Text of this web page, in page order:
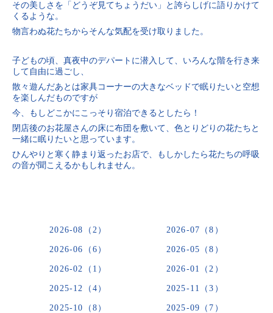
その美しさを「どうぞ見てちょうだい」と誇らしげに語りかけて
くるような。
物言わぬ花たちからそんな気配を受け取りました。
子どもの頃、真夜中のデパートに潜入して、いろんな階を行き来
して自由に過ごし、
散々遊んだあとは家具コーナーの大きなベッドで眠りたいと空想
を楽しんだものですが
今、もしどこかにこっそり宿泊できるとしたら！
閉店後のお花屋さんの床に布団を敷いて、色とりどりの花たちと
一緒に眠りたいと思っています。
ひんやりと寒く静まり返ったお店で、もしかしたら花たちの呼吸
の音が聞こえるかもしれません。
2026-08（2） 2026-07（8）
2026-06（6） 2026-05（8）
2026-02（1） 2026-01（2）
2025-12（4） 2025-11（3）
2025-10（8） 2025-09（7）